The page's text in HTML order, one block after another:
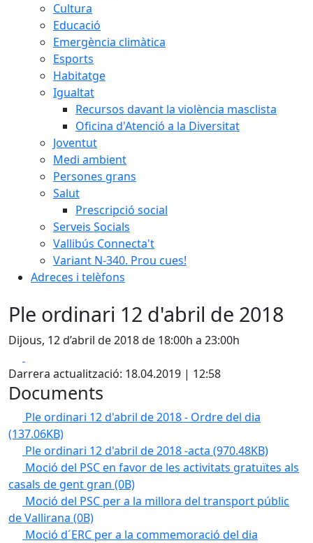
Cultura
Educació
Emergència climàtica
Esports
Habitatge
Igualtat
Recursos davant la violència masclista
Oficina d'Atenció a la Diversitat
Joventut
Medi ambient
Persones grans
Salut
Prescripció social
Serveis Socials
Vallibús Connecta't
Variant N-340. Prou cues!
Adreces i telèfons
Ple ordinari 12 d'abril de 2018
Dijous, 12 d’abril de 2018 de 18:00h a 23:00h
Darrera actualització: 18.04.2019 | 12:58
Documents
Ple ordinari 12 d'abril de 2018 - Ordre del dia
(137.06KB)
Ple ordinari 12 d'abril de 2018 -acta (970.48KB)
Moció del PSC en favor de les activitats gratuïtes als
casals de gent gran (0B)
Moció del PSC per a la millora del transport públic
de Vallirana (0B)
Moció d´ERC per a la commemoració del dia